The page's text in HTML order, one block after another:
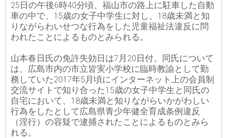
25日の午後6時40分頃、福山市の路上に駐車した自動
車の中で、15歳の女子中学生に対し、18歳未満と知
りながらわいせつな行為をした児童福祉法違反に問
われたことによるものとみられる。
山本春日氏の免許失効日は7月20日付。同氏について
は、広島市内の市立皆実小学校に臨時教諭として勤
務していた2017年5月頃にインターネット上の会員制
交流サイトで知り合った15歳の女子中学生と同氏の
自宅において、18歳未満と知りながらいかがわしい
行為をしたとして広島県青少年健全育成条例違反
（淫行）の容疑で逮捕されたことによるものとみら
れる。